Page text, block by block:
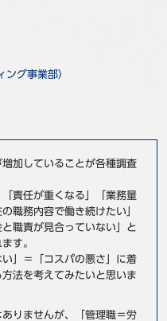
−
ング事業部）
加していることが各種調査
責任が重くなる」「業務量
職務内容で働き続けたい」
職責が見合っていない」と
す。
」＝「コスパの悪さ」に着
法を考えてみたいと思いま
ありませんが、「管理職＝労